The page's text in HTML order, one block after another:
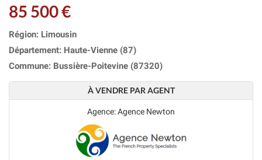
85 500 €
Région: Limousin
Département: Haute-Vienne (87)
Commune: Bussière-Poitevine (87320)
À VENDRE PAR AGENT
Agence: Agence Newton